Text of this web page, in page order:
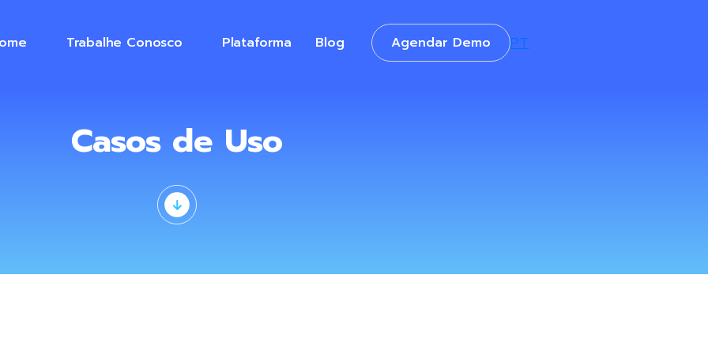
Trabalhe Conosco Plataforma Blog Agendar Demo PT
Casos de Uso